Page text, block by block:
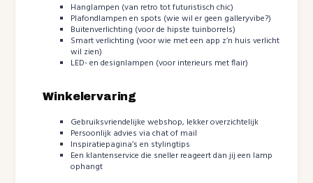
Hanglampen (van retro tot futuristisch chic)
Plafondlampen en spots (wie wil er geen galleryvibe?)
Buitenverlichting (voor de hipste tuinborrels)
Smart verlichting (voor wie met een app z’n huis verlicht
wil zien)
LED- en designlampen (voor interieurs met flair)
Winkelervaring
Gebruiksvriendelijke webshop, lekker overzichtelijk
Persoonlijk advies via chat of mail
Inspiratiepagina’s en stylingtips
Een klantenservice die sneller reageert dan jij een lamp
ophangt